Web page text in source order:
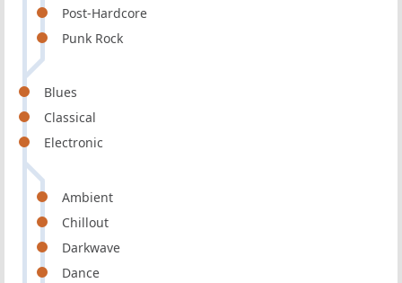
Post-Hardcore
Punk Rock
Blues
Classical
Electronic
Ambient
Chillout
Darkwave
Dance